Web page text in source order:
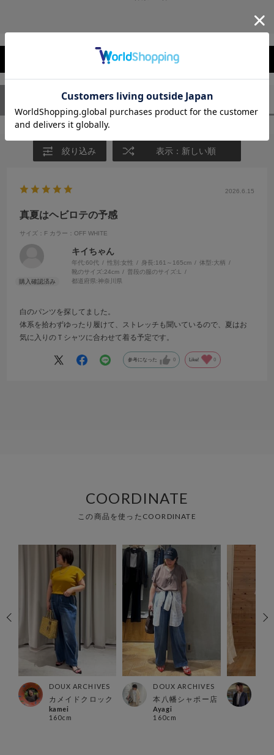
レビューを閉じる
ユーザーレビュー（1） スタッフレビュー
絞り込み 表示：新しい順
2026.6.15
真夏はヘビロテの予感
サイズ：F カラー：OFF WHITE
キイちゃん
年代:60代 性別:女性 身長:161～165cm 体型:大柄
靴のサイズ:24cm 普段の服のサイズ:L
都道府県:神奈川県
白のパンツを探してました。
体系を拾わずゆったり履けて、ストレッチも聞いているので、夏はお
気に入りのＴシャツに合わせて着る予定です。
参考になった 0 Like! 0
COORDINATE
この商品を使ったCOORDINATE
DOUX ARCHIVES
カメイドクロック
kamei
160cm
DOUX ARCHIVES
本八幡シャポー店
Ayagi
160cm